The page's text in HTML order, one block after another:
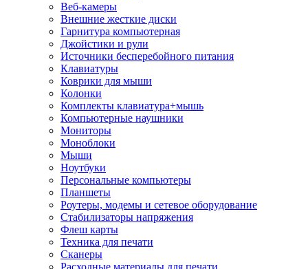
Веб-камеры
Внешние жесткие диски
Гарнитура компьютерная
Джойстики и рули
Источники бесперебойного питания
Клавиатуры
Коврики для мыши
Колонки
Комплекты клавиатура+мышь
Компьютерные наушники
Мониторы
Моноблоки
Мыши
Ноутбуки
Персональные компьютеры
Планшеты
Роутеры, модемы и сетевое оборудование
Стабилизаторы напряжения
Флеш карты
Техника для печати
Сканеры
Расходные материалы для печати